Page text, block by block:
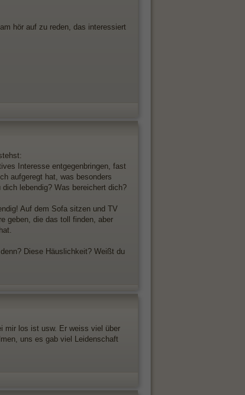
hör auf zu reden, das interessiert
Interesse entgegenbringen, fast
aufgeregt hat, was besonders
lebendig? Was bereichert dich?
Auf dem Sofa sitzen und TV
geben, die das toll finden, aber
Diese Häuslichkeit? Weißt du
mir los ist usw. Er weiss viel über
uns es gab viel Leidenschaft